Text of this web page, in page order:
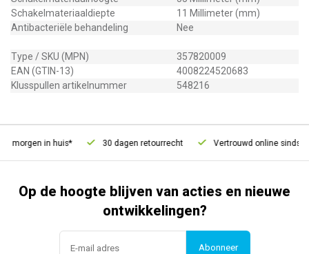
Schakelmateriaaldiepte
11 Millimeter (mm)
Antibacteriële behandeling
Nee
Type / SKU (MPN)
357820009
EAN (GTIN-13)
4008224520683
Klusspullen artikelnummer
548216
morgen in huis* 30 dagen retourrecht Vertrouwd online sinds
Op de hoogte blijven van acties en nieuwe
ontwikkelingen?
Abonneer